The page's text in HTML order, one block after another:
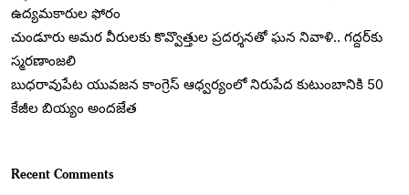
ఉద్యమకారుల ఫోరం
చుండూరు అమర వీరులకు కొవ్వొత్తుల ప్రదర్శనతో ఘన నివాళి.. గద్దర్‌కు
స్మరణాంజలి
బుధరావుపేట యువజన కాంగ్రెస్ ఆధ్వర్యంలో నిరుపేద కుటుంబానికి 50
కేజీల బియ్యం అందజేత
Recent Comments